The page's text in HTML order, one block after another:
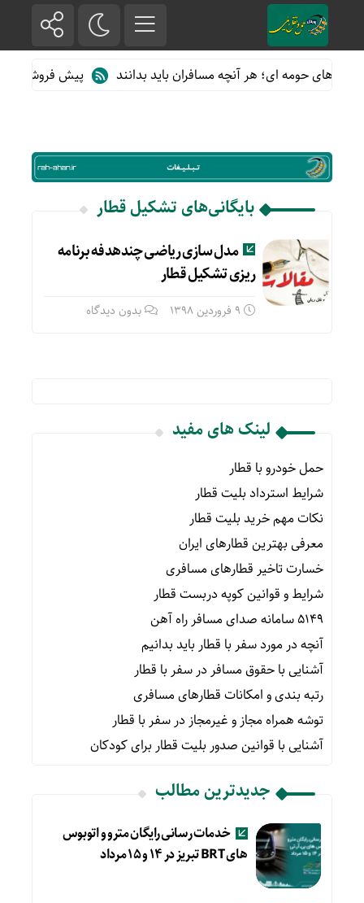
حومه ای؛ هر آنچه مسافران باید بدانند پیش فروش بلیت
بایگانی‌های تشکیل قطار
مدل سازی ریاضی چندهدفه برنامه
ریزی تشکیل قطار
9 فروردین 1398 بدون دیدگاه
لینک های مفید
حمل خودرو با قطار
شرایط استرداد بلیت قطار
نکات مهم خرید بلیت قطار
معرفی بهترین قطارهای ایران
خسارت تاخیر قطارهای مسافری
شرایط و قوانین کوپه دربست قطار
۵۱۴۹ سامانه صدای مسافر راه آهن
آنچه در مورد سفر با قطار باید بدانیم
آشنایی با حقوق مسافر در سفر با قطار
رتبه بندی و امکانات قطارهای مسافری
توشه همراه مجاز و غیرمجاز در سفر با قطار
آشنایی با قوانین صدور بلیت قطار برای کودکان
جدیدترین مطالب
خدمات رسانی رایگان مترو و اتوبوس
های BRT تبریز در ۱۴ و ۱۵ مرداد